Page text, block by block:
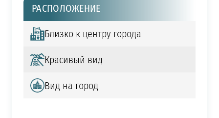
РАСПОЛОЖЕНИЕ
Близко к центру города
Красивый вид
Вид на город